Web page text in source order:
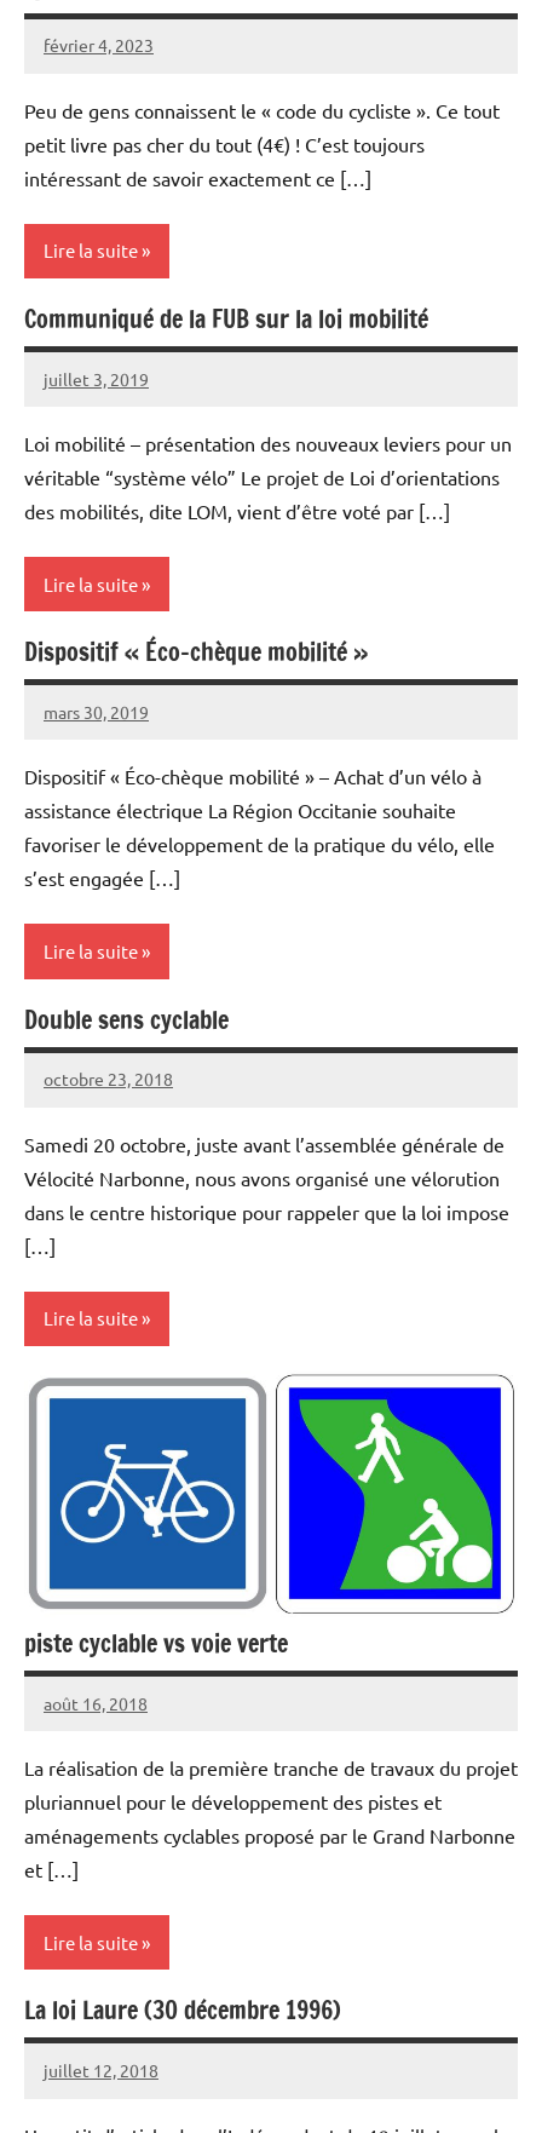
février 4, 2023
Régis
Aucun
Peu de gens connaissent le « code du cycliste ». Ce tout
petit livre pas cher du tout (4€) ! C’est toujours
intéressant de savoir exactement ce […]
Lire la suite
Aménagements
cyclables
Lois et
règlements
Communiqué de la FUB sur la loi mobilité
juillet 3, 2019
Vélocité
Aucun
Loi mobilité – présentation des nouveaux leviers pour un
véritable “système vélo” Le projet de Loi d’orientations
des mobilités, dite LOM, vient d’être voté par […]
Lire la suite
Lois et
règlements
Dispositif « Éco-chèque mobilité »
mars 30, 2019
Vélocité
Aucun
Dispositif « Éco-chèque mobilité » – Achat d’un vélo à
assistance électrique La Région Occitanie souhaite
favoriser le développement de la pratique du vélo, elle
s’est engagée […]
Lire la suite
Lois et
règlements
Double sens cyclable
octobre 23, 2018
Vélocité
Aucun
Samedi 20 octobre, juste avant l’assemblée générale de
Vélocité Narbonne, nous avons organisé une vélorution
dans le centre historique pour rappeler que la loi impose
[…]
Lire la suite
Aménagements
règlements
Vélorutions
piste cyclable vs voie verte
août 16, 2018
Vélocité
Aucun
La réalisation de la première tranche de travaux du projet
pluriannuel pour le développement des pistes et
aménagements cyclables proposé par le Grand Narbonne
et […]
Lire la suite
Aménagements
cyclables
La loi Laure (30 décembre 1996)
juillet 12, 2018
Vélocité
Aucun